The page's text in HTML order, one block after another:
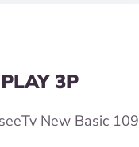
3P
New Basic 109